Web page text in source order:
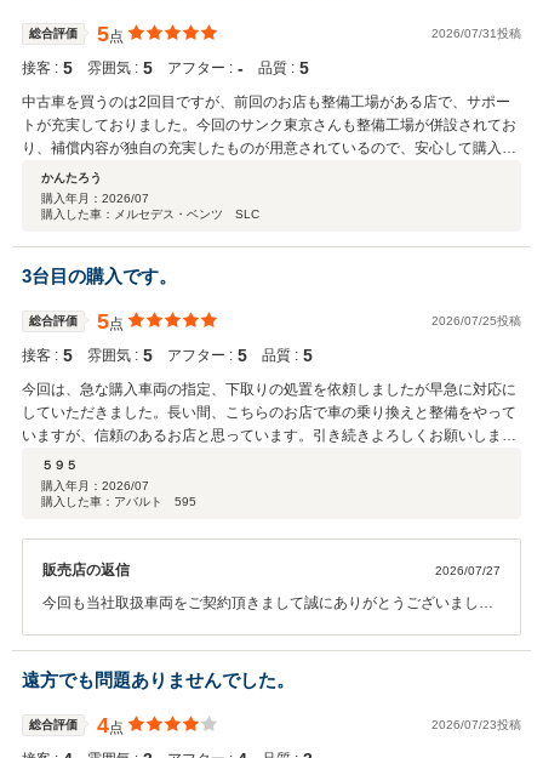
総合評価 5点 2026/07/31投稿
接客 : 5 雰囲気 : 5 アフター : ‐ 品質 : 5
中古車を買うのは2回目ですが、前回のお店も整備工場がある店で、サポー
トが充実しておりました。今回のサンク東京さんも整備工場が併設されてお
り、補償内容が独自の充実したものが用意されているので、安心して購入で
きました。
かんたろう
購入年月： 2026/07
購入した車：メルセデス・ベンツ SLC
3台目の購入です。
総合評価 5点 2026/07/25投稿
接客 : 5 雰囲気 : 5 アフター : 5 品質 : 5
今回は、急な購入車両の指定、下取りの処置を依頼しましたが早急に対応に
していただきました。長い間、こちらのお店で車の乗り換えと整備をやって
いますが、信頼のあるお店と思っています。引き続きよろしくお願いしま
す。５９５
購入年月： 2026/07
購入した車：アバルト 595
販売店の返信 2026/07/27
今回も当社取扱車両をご契約頂きまして誠にありがとうございまし
で、お車に関する事全て、お気軽にご相談下さい。今後ともどうぞ宜
しくお願い致します。この度は大変ありがとうございました。
遠方でも問題ありませんでした。
総合評価 4点 2026/07/23投稿